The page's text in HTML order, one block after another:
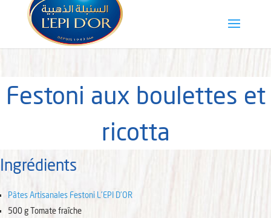
Festoni aux boulettes et
ricotta
Ingrédients
Pâtes Artisanales Festoni L'EPI D'OR
500gTomate fraîche